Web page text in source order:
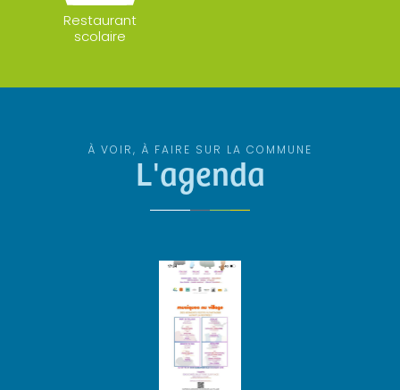
Restaurant
scolaire
À VOIR, À FAIRE SUR LA COMMUNE
L'agenda